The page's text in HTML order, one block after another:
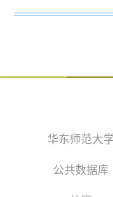
华东师范大学
公共数据库